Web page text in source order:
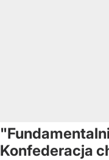
Konfederacja